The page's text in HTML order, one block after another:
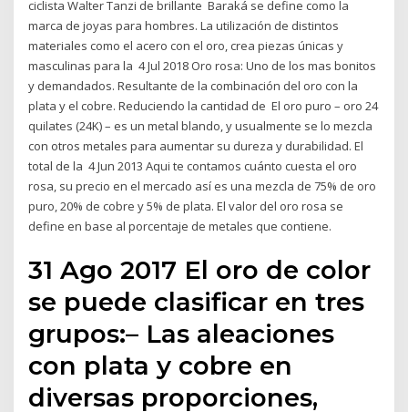
ciclista Walter Tanzi de brillante Baraká se define como la
marca de joyas para hombres. La utilización de distintos
materiales como el acero con el oro, crea piezas únicas y
masculinas para la 4 Jul 2018 Oro rosa: Uno de los mas bonitos
y demandados. Resultante de la combinación del oro con la
plata y el cobre. Reduciendo la cantidad de El oro puro – oro 24
quilates (24K) – es un metal blando, y usualmente se lo mezcla
con otros metales para aumentar su dureza y durabilidad. El
total de la 4 Jun 2013 Aqui te contamos cuánto cuesta el oro
rosa, su precio en el mercado así es una mezcla de 75% de oro
puro, 20% de cobre y 5% de plata. El valor del oro rosa se
define en base al porcentaje de metales que contiene.
31 Ago 2017 El oro de color
se puede clasificar en tres
grupos:– Las aleaciones
con plata y cobre en
diversas proporciones,